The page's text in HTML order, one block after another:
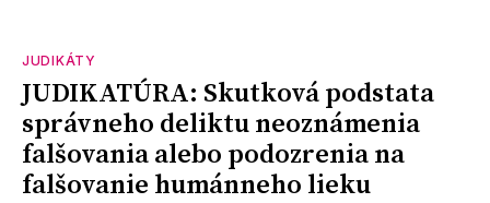
JUDIKÁTY
JUDIKATÚRA: Skutková podstata
správneho deliktu neoznámenia
falšovania alebo podozrenia na
falšovanie humánneho lieku